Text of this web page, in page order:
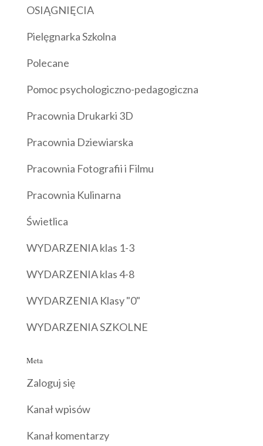
OSIĄGNIĘCIA
Pielęgnarka Szkolna
Polecane
Pomoc psychologiczno-pedagogiczna
Pracownia Drukarki 3D
Pracownia Dziewiarska
Pracownia Fotografii i Filmu
Pracownia Kulinarna
Świetlica
WYDARZENIA klas 1-3
WYDARZENIA klas 4-8
WYDARZENIA Klasy "0"
WYDARZENIA SZKOLNE
Meta
Zaloguj się
Kanał wpisów
Kanał komentarzy